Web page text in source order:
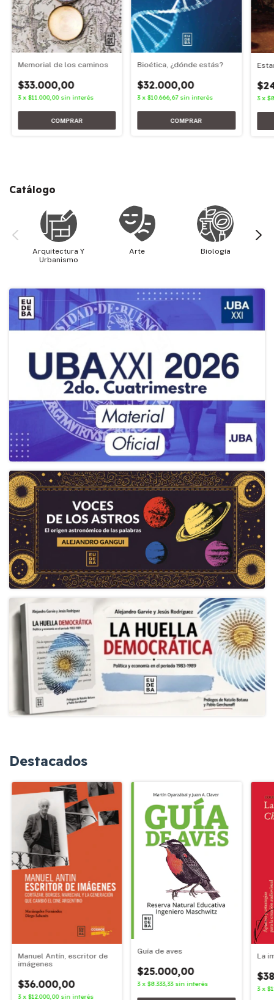
Memorial de los caminos
$33.000,00
3 x $11.000,00 sin interés
Bioética, ¿dónde estás?
$32.000,00
3 x$10.666,67 sin interés 3 x
Catálogo
Arquitectura Y
Urbanismo
Arte Biología
Destacados
Manuel Antín, escritor de
imágenes
$36.000,00
3 x $12.000,00 sin interés
Guía de aves
$25.000,00
3 x$8.333,33 sin interés
La
3 x